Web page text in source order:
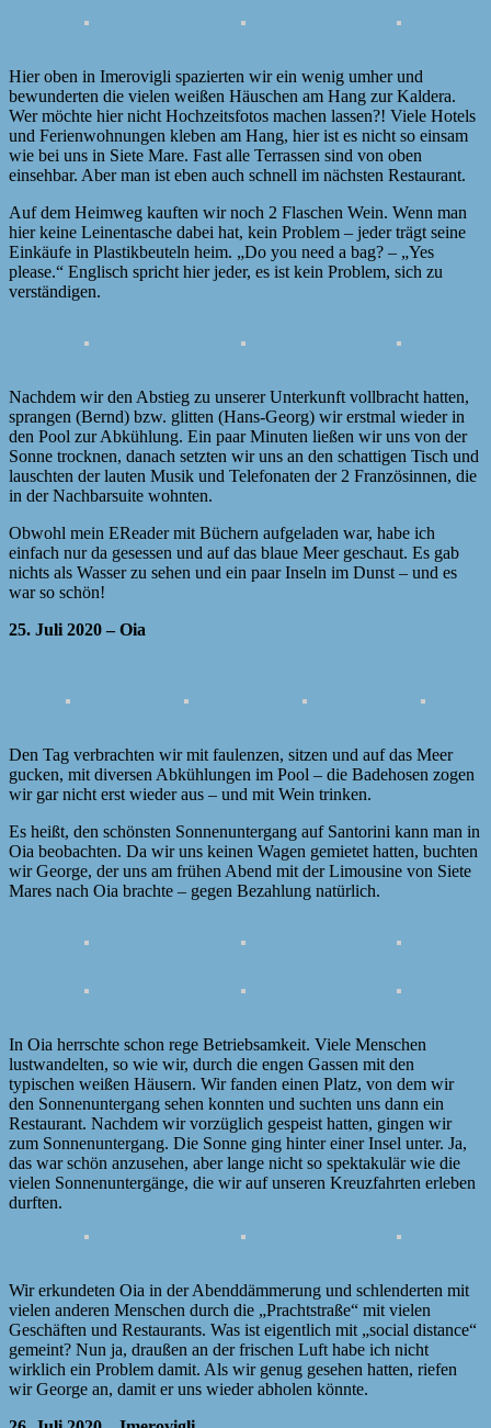
Hier oben in Imerovigli spazierten wir ein wenig umher und
bewunderten die vielen weißen Häuschen am Hang zur Kaldera.
Wer möchte hier nicht Hochzeitsfotos machen lassen?! Viele Hotels
und Ferienwohnungen kleben am Hang, hier ist es nicht so einsam
wie bei uns in Siete Mare. Fast alle Terrassen sind von oben
einsehbar. Aber man ist eben auch schnell im nächsten Restaurant.
Auf dem Heimweg kauften wir noch 2 Flaschen Wein. Wenn man
hier keine Leinentasche dabei hat, kein Problem – jeder trägt seine
Einkäufe in Plastikbeuteln heim. „Do you need a bag? – „Yes
please.“ Englisch spricht hier jeder, es ist kein Problem, sich zu
verständigen.
Nachdem wir den Abstieg zu unserer Unterkunft vollbracht hatten,
sprangen (Bernd) bzw. glitten (Hans-Georg) wir erstmal wieder in
den Pool zur Abkühlung. Ein paar Minuten ließen wir uns von der
Sonne trocknen, danach setzten wir uns an den schattigen Tisch und
lauschten der lauten Musik und Telefonaten der 2 Französinnen, die
in der Nachbarsuite wohnten.
Obwohl mein EReader mit Büchern aufgeladen war, habe ich
einfach nur da gesessen und auf das blaue Meer geschaut. Es gab
nichts als Wasser zu sehen und ein paar Inseln im Dunst – und es
war so schön!
25. Juli 2020 – Oia
Den Tag verbrachten wir mit faulenzen, sitzen und auf das Meer
gucken, mit diversen Abkühlungen im Pool – die Badehosen zogen
wir gar nicht erst wieder aus – und mit Wein trinken.
Es heißt, den schönsten Sonnenuntergang auf Santorini kann man in
Oia beobachten. Da wir uns keinen Wagen gemietet hatten, buchten
wir George, der uns am frühen Abend mit der Limousine von Siete
Mares nach Oia brachte – gegen Bezahlung natürlich.
In Oia herrschte schon rege Betriebsamkeit. Viele Menschen
lustwandelten, so wie wir, durch die engen Gassen mit den
typischen weißen Häusern. Wir fanden einen Platz, von dem wir
den Sonnenuntergang sehen konnten und suchten uns dann ein
Restaurant. Nachdem wir vorzüglich gespeist hatten, gingen wir
zum Sonnenuntergang. Die Sonne ging hinter einer Insel unter. Ja,
das war schön anzusehen, aber lange nicht so spektakulär wie die
vielen Sonnenuntergänge, die wir auf unseren Kreuzfahrten erleben
durften.
Wir erkundeten Oia in der Abenddämmerung und schlenderten mit
vielen anderen Menschen durch die „Prachtstraße“ mit vielen
Geschäften und Restaurants. Was ist eigentlich mit „social distance“
gemeint? Nun ja, draußen an der frischen Luft habe ich nicht
wirklich ein Problem damit. Als wir genug gesehen hatten, riefen
wir George an, damit er uns wieder abholen könnte.